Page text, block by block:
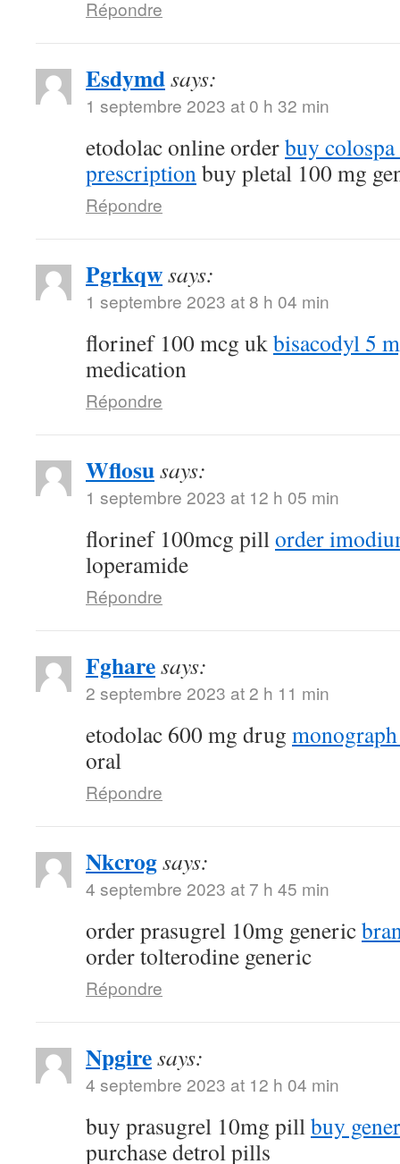
Répondre
Esdymdsays:
1 septembre 2023 at 0 h 32 min
etodolac online orderbuy
prescriptionbuy pletal 100 mg
Répondre
Pgrkqwsays:
1 septembre 2023 at 8 h 04 min
florinef 100 mcg ukbisacodyl 5
medication
Répondre
Wflosusays:
1 septembre 2023 at 12 h 05 min
florinef 100mcg pillorder
loperamide
Répondre
Fgharesays:
2 septembre 2023 at 2 h 11 min
etodolac 600 mg drug
oral
Répondre
Nkcrogsays:
4 septembre 2023 at 7 h 45 min
order prasugrel 10mg generic
order tolterodine generic
Répondre
Npgiresays:
4 septembre 2023 at 12 h 04 min
buy prasugrel 10mg pillbuy
purchase detrol pills